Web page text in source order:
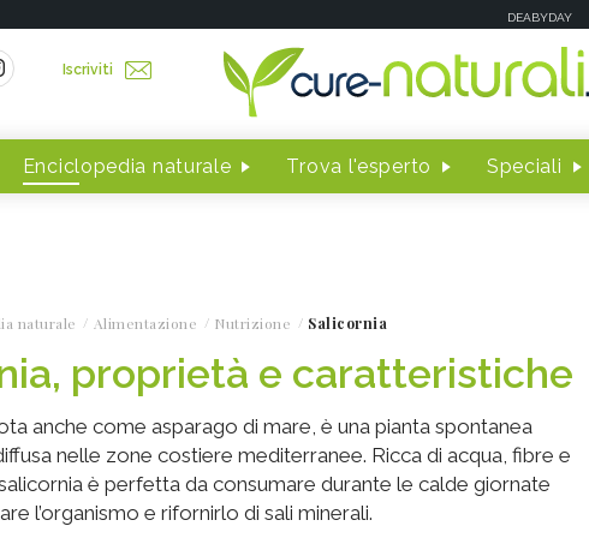
DEABYDAY
Iscriviti
Enciclopedia naturale Trova l'esperto Speciali
naturale Alimentazione Nutrizione Salicornia
proprietà e caratteristiche
anche come asparago di mare, è una pianta spontanea
nelle zone costiere mediterranee. Ricca di acqua, fibre e
è perfetta da consumare durante le calde giornate
l’organismo e rifornirlo di sali minerali.